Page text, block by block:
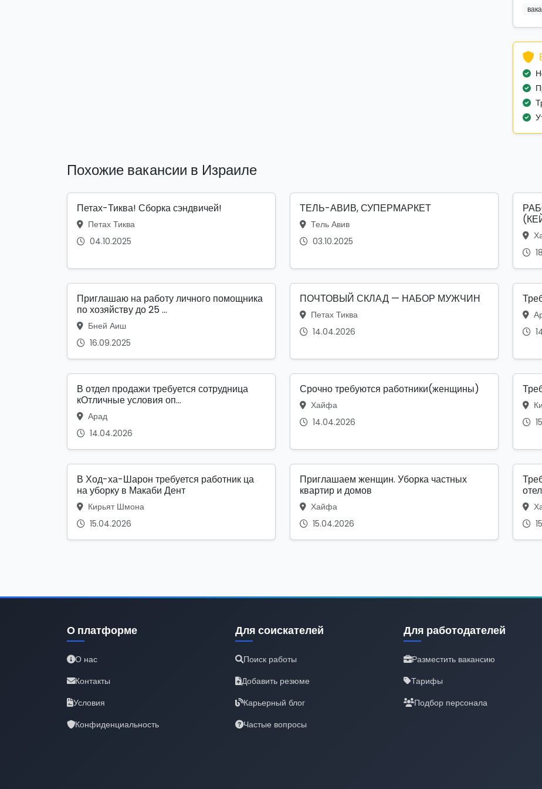
Похожие вакансии в Израиле
Петах-Тиква! Сборка сэндвичей!
Петах Тиква
04.10.2025
ТЕЛЬ-АВИВ, СУПЕРМАРКЕТ
Тель Авив
03.10.2025
Приглашаю на работу личного помощника
по хозяйству до 25 ...
Бней Аиш
16.09.2025
ПОЧТОВЫЙ СКЛАД — НАБОР МУЖЧИН
Петах Тиква
14.04.2026
В отдел продажи требуется сотрудница
кОтличные условия оп...
Арад
14.04.2026
Срочно требуются работники(женщины)
Хайфа
14.04.2026
В Ход-ха-Шарон требуется работник ца
на уборку в Макаби Дент
Кирьят Шмона
15.04.2026
Приглашаем женщин. Уборка частных
квартир и домов
Хайфа
15.04.2026
О платформе
О нас
Контакты
Условия
Конфиденциальность
Для соискателей
Поиск работы
Добавить резюме
Карьерный блог
Частые вопросы
Для работодателей
Разместить вакансию
Тарифы
Подбор персонала